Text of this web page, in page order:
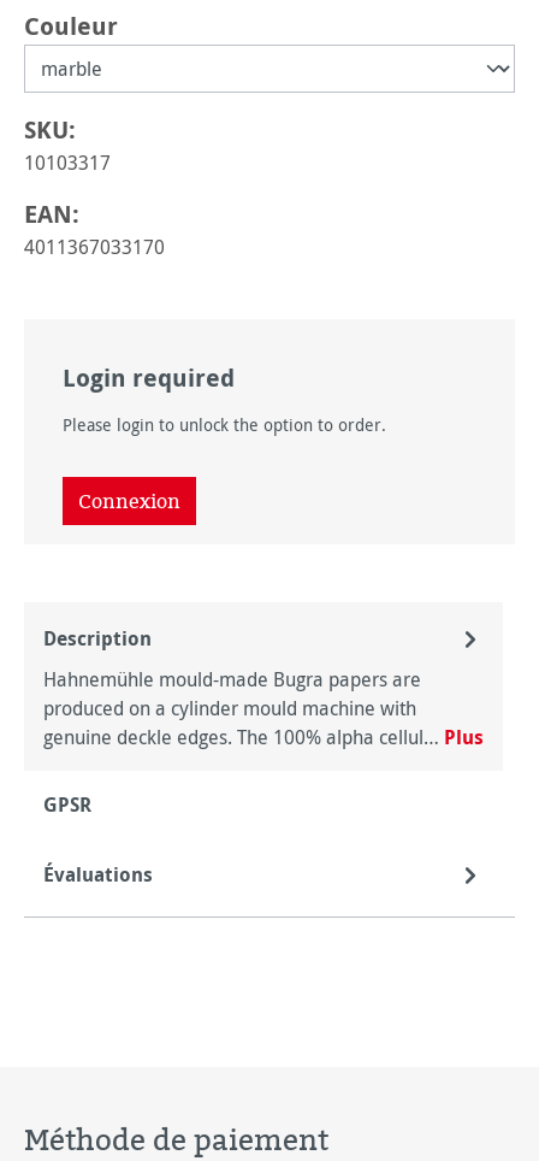
Sélectionnez
Couleur
SKU:
10103317
EAN:
4011367033170
Login required
Please login to unlock the option to order.
Connexion
Description
Hahnemühle mould-made Bugra papers are
produced on a cylinder mould machine with
genuine deckle edges. The 100% alpha cellul… Plus
GPSR
Évaluations
Méthode de paiement